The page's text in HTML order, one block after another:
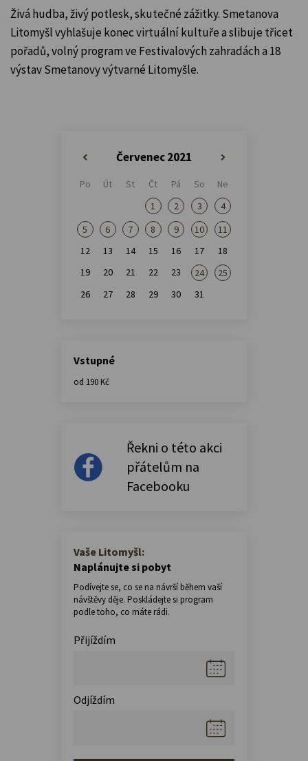
Živá hudba, živý potlesk, skutečné zážitky. Smetanova
Litomyšl vyhlašuje konec virtuální kultuře a slibuje třicet
pořadů, volný program ve Festivalových zahradách a 18
výstav Smetanovy výtvarné Litomyšle.
Červenec 2021
»
Po Út St Čt Pá So
Ne
1
2 3
4
5
6 7 8 9 10
11
12
13 14 15 16 17
18
19
20 21 22 23 24
25
26
27 28 29 30 31
Vstupné
od 190 Kč
Řekni o této akci
přátelům na
Facebooku
Vaše Litomyšl:
Naplánujte si pobyt
Podívejte se, co se na návrší během vaší
návštěvy děje. Poskládejte si program
podle toho, co máte rádi.
Přijíždím
Odjíždím